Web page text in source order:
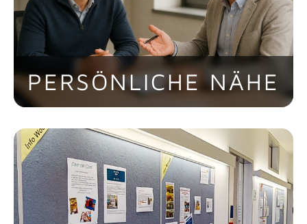
PERSÖNLICHE NÄHE
In regelmäßigen bzw. bei Bedarf
stattfindenden Mitarbeitergesprächen
äußern die Angestellten gegenüber den
Vorgesetzten ihre individuellen
Arbeitswünsche. Im Fokus steht dabei
die Suche von Lösungswegen für einen
optimalen gegenseitigen Nutzen.